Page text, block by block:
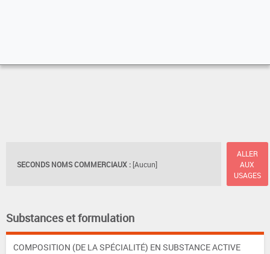
SECONDS NOMS COMMERCIAUX : [Aucun]
ALLER
AUX
USAGES
Substances et formulation
COMPOSITION (DE LA SPÉCIALITÉ) EN SUBSTANCE ACTIVE